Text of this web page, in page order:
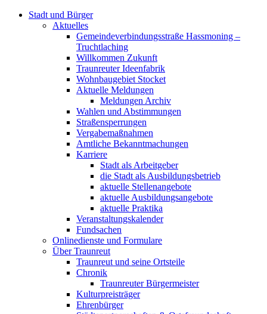
Stadt und Bürger
Aktuelles
Gemeindeverbindungsstraße Hassmoning –
Truchtlaching
Willkommen Zukunft
Traunreuter Ideenfabrik
Wohnbaugebiet Stocket
Aktuelle Meldungen
Meldungen Archiv
Wahlen und Abstimmungen
Straßensperrungen
Vergabemaßnahmen
Amtliche Bekanntmachungen
Karriere
Stadt als Arbeitgeber
die Stadt als Ausbildungsbetrieb
aktuelle Stellenangebote
aktuelle Ausbildungsangebote
aktuelle Praktika
Veranstaltungskalender
Fundsachen
Onlinedienste und Formulare
Über Traunreut
Traunreut und seine Ortsteile
Chronik
Traunreuter Bürgermeister
Kulturpreisträger
Ehrenbürger